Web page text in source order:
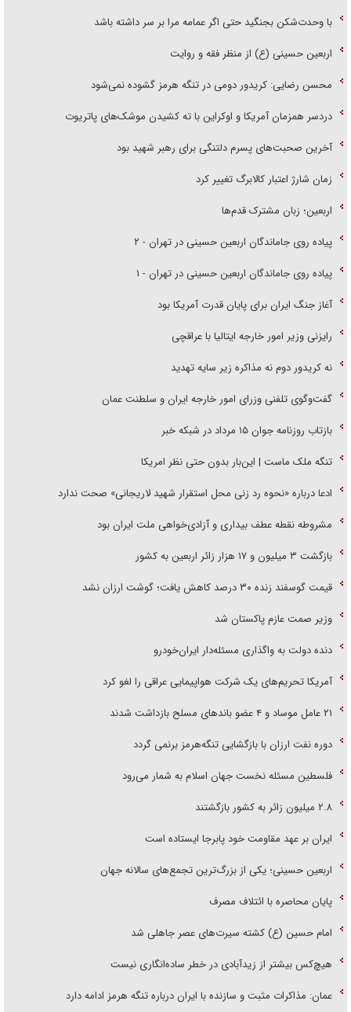
با وحدت‌شکن بجنگید حتی اگر عمامه مرا بر سر داشته باشد
اربعین حسینی (ع) از منظر فقه و روایت
محسن رضایی: کریدور دومی در تنگه هرمز گشوده نمی‌شود
دردسر همزمان آمریکا و اوکراین با ته کشیدن موشک‌های پاتریوت
آخرین صحبت‌های پسرم دلتنگی برای رهبر شهید بود
زمان شارژ اعتبار کالابرگ تغییر کرد
اربعین؛ زبان مشترک قدم‌ها
پیاده روی جاماندگان اربعین حسینی در تهران - ۲
پیاده روی جاماندگان اربعین حسینی در تهران - ۱
آغاز جنگ ایران برای پایان قدرت آمریکا بود
رایزنی وزیر امور خارجه ایتالیا با عراقچی
نه کریدور دوم نه مذاکره زیر سایه تهدید
گفت‌وگوی تلفنی وزرای امور خارجه ایران و سلطنت عمان
بازتاب روزنامه جوان ۱۵ مرداد در شبکه خبر
تنگه ملک ماست | این‌بار بدون حتی نظر امریکا
ادعا درباره «نحوه رد زنی محل استقرار شهید لاریجانی» صحت ندارد
مشروطه نقطه عطف بیداری و آزادی‌خواهی ملت ایران بود
بازگشت ۳ میلیون و ۱۷ هزار زائر اربعین به کشور
قیمت گوسفند زنده ۳۰ درصد کاهش یافت؛ گوشت ارزان نشد
وزیر صمت عازم پاکستان شد
دنده دولت به واگذاری مسئله‌دار ایران‌خودرو
آمریکا تحریم‌های یک شرکت هواپیمایی عراقی را لغو کرد
۲۱ عامل موساد و ۴ عضو باند‌های مسلح بازداشت شدند
دوره نفت ارزان با بازگشایی تنگه‌هرمز برنمی گردد
فلسطین مسئله نخست جهان اسلام به شمار می‌رود
۲.۸ میلیون زائر به کشور بازگشتند
ایران بر عهد مقاومت خود پابرجا ایستاده است
اربعین حسینی؛ یکی از بزرگ‌ترین تجمع‌های سالانه جهان
پایان محاصره با ائتلاف مصرف
امام حسین (ع) کشته سیرت‌های عصر جاهلی شد
هیچ‌کس بیشتر از زیدآبادی در خطر ساده‌انگاری نیست
عمان: مذاکرات مثبت و سازنده با ایران درباره تنگه هرمز ادامه دارد